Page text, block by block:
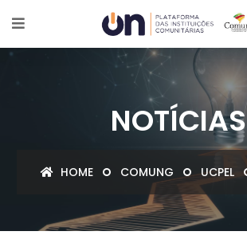
NOTÍCIAS
HOME COMUNG UCPEL